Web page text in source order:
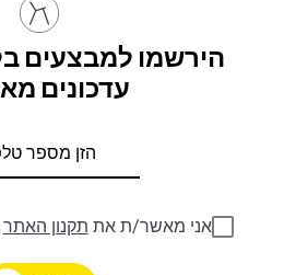
הירשמו למבצעים
עדכונים
אני מאשר/ת את תקנון האתר